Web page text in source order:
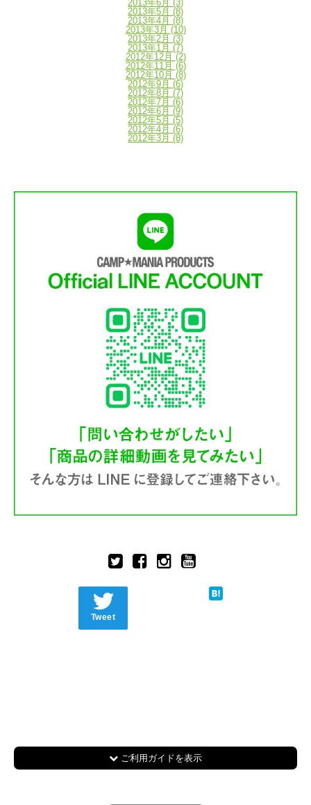
2013年6月 (3)
2013年5月 (8)
2013年4月 (8)
2013年3月 (10)
2013年2月 (3)
2013年1月 (7)
2012年12月 (2)
2012年11月 (6)
2012年10月 (8)
2012年9月 (6)
2012年8月 (7)
2012年7月 (6)
2012年6月 (9)
2012年5月 (5)
2012年4月 (6)
2012年3月 (8)
Tweet
ご利用ガイドを表示